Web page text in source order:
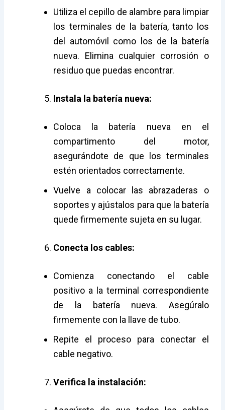
Utiliza el cepillo de alambre para limpiar
los terminales de la batería, tanto los
del automóvil como los de la batería
nueva. Elimina cualquier corrosión o
residuo que puedas encontrar.
Instala la batería nueva:
Coloca la batería nueva en el
compartimento del motor,
asegurándote de que los terminales
estén orientados correctamente.
Vuelve a colocar las abrazaderas o
soportes y ajústalos para que la batería
quede firmemente sujeta en su lugar.
Conecta los cables:
Comienza conectando el cable
positivo a la terminal correspondiente
de la batería nueva. Asegúralo
firmemente con la llave de tubo.
Repite el proceso para conectar el
cable negativo.
Verifica la instalación: